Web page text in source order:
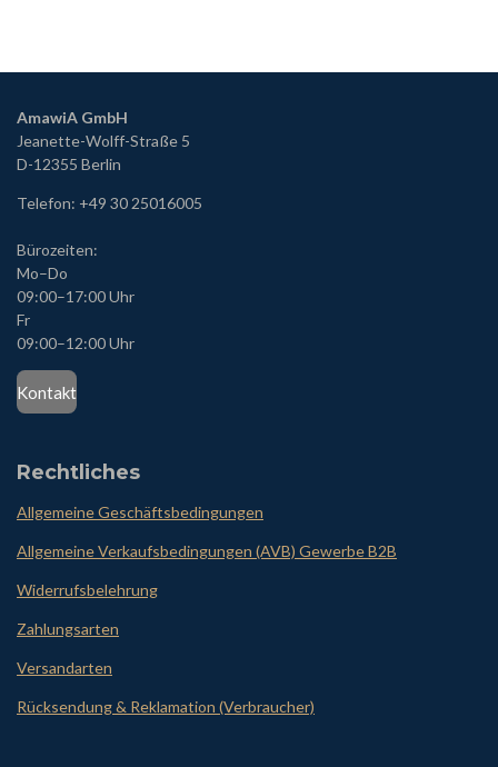
AmawiA GmbH
Jeanette-Wolff-Straße 5
D-12355 Berlin
Telefon: +49 30 25016005
Bürozeiten:
Mo–Do
09:00–17:00 Uhr
Fr
09:00–12:00 Uhr
Kontakt
Rechtliches
Allgemeine Geschäftsbedingungen
Allgemeine Verkaufsbedingungen (AVB) Gewerbe B2B
Widerrufsbelehrung
Zahlungsarten
Versandarten
Rücksendung & Reklamation (Verbraucher)